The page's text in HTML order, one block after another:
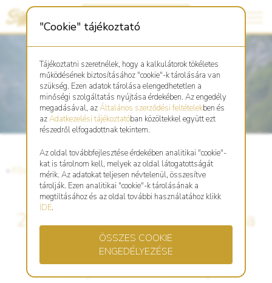
"Cookie" tájékoztató
Tájékoztatni szeretnélek, hogy a kalkulátorok tökéletes
működésének biztosításához "cookie"-k tárolására van
szükség. Ezen adatok tárolása elengedhetetlen a
minőségi szolgáltatás nyújtása érdekében. Az engedély
megadásával, azÁltalános szerződési feltételekben és
azAdatkezelési tájékoztatóban közöltekkel együtt ezt
részedről elfogadottnak tekintem.
Az oldal továbbfejlesztése érdekében analitikai "cookie"-
kat is tárolnom kell, melyek az oldal látogatottságát
mérik. Az adatokat teljesen névtelenül, összesítve
tárolják. Ezen analitikai "cookie"-k tárolásának a
megtiltásához és az oldal további használatához klikk
IDE.
ÖSSZES COOKIE
ENGEDÉLYEZÉSE
Főoldal«Blog
2024 Október - Jang Fa Kutya
hónap - biztonság és az
önfejlődés dilemmája